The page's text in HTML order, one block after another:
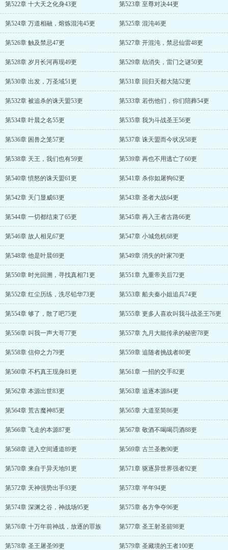
第522章 十大天之化身43更 第523章 至尊对决44更
第524章 万道相融，熔炼混沌45更 第525章 混沌46更
第526章 触及禁忌47更 第527章 开混沌，禁忌仙雷48更
第528章 岁月长河再现49更 第529章 劫消失，雷门之谜50更
第530章 出发，万圣域51更 第531章 回归天都大陆52更
第532章 被追杀的诛天盟53更 第533章 若伤他们，你们陪葬54更
第534章 叶晨之名55更 第535章 我为斗战圣王56更
第536章 困兽之笼57更 第537章 诛天盟而今状况58更
第538章 天王，我们也有59更 第539章 再也不用逃亡了60更
第540章 愤怒的诛天盟61更 第541章 杀你如屠狗62更
第542章 天门显威63更 第543章 圣者大战64更
第544章 一切都结束了65更 第545章 再入王者古路66更
第546章 故人相见67更 第547章 小城危机68更
第548章 他是叶晨69更 第549章 消失的叶家70更
第550章 时光回溯，寻找真相71更 第551章 九重帝关后72更
第552章 红尘历练，洗尽铅华73更 第553章 船夫秦小姐追兵74更
第554章 够了，散了吧75更 第555章 更多人喜欢叫我斗战圣王76更
第556章 叫我一声大哥77更 第557章 九月大能传承的秘密78更
第558章 信仰之力79更 第559章 追随者挑战者80更
第560章 不朽真王现身81更 第561章 一招的交手82更
第562章 本源出世83更 第563章 追逐本源84更
第564章 荒古魔神85更 第565章 大道至简86更
第566章 飞走的本源87更 第567章 敬酒不喝喝罚酒88更
第568章 进入空间通道89更 第569章 古兰圣教90更
第570章 来自于异天地91更 第571章 驱逐异世界强者92更
第572章 天神强势出手93更 第573章 半年94更
第574章 深渊之谷，神战场95更 第575章 各方争夺96更
第576章 十万年前神战，放逐的罪族 第577章 圣王射圣箭98更
第578章 圣王屠圣99更 第579章 圣藏境的王者100更